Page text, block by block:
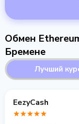
Обмен
Бремене
Лучший
EezyCash